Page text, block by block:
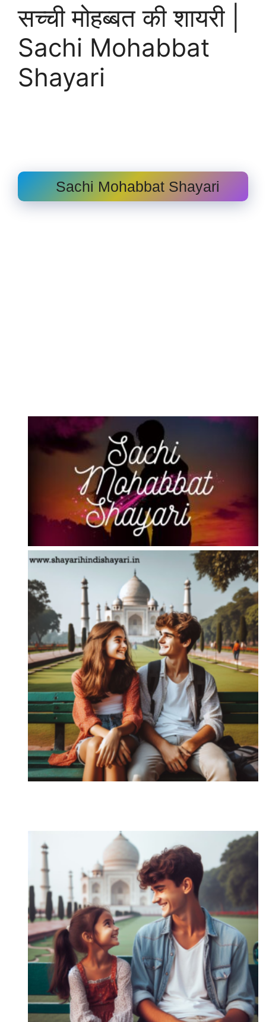
सच्ची मोहब्बत की शायरी |
Sachi Mohabbat
Shayari
Sachi Mohabbat Shayari